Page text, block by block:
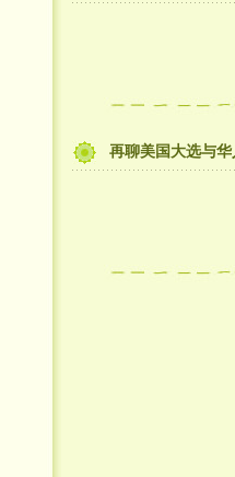
再聊美国大选与